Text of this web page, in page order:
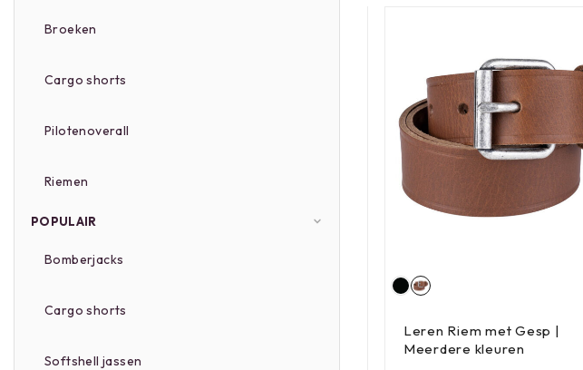
Broeken
Cargo shorts
Pilotenoverall
Riemen
POPULAIR
Bomberjacks
Cargo shorts
Softshell jassen
Leren Riem met Gesp |
Meerdere kleuren